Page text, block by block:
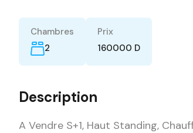
Chambres
2
Prix
160000 D
Description
A Vendre S+1, Haut Standing,